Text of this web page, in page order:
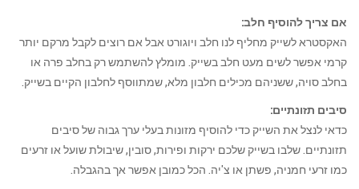
אם צריך להוסיף חלב:
האקסטרא לשייק מחליף לנו חלב ויוגורט אבל אם רוצים לקבל מרקם יותר
קרמי אפשר לשים מעט חלב בשייק. מומלץ להשתמש רק בחלב פרה או
בחלב סויה, ששניהם מכילים חלבון מלא, שמתווסף לחלבון הקיים בשייק.
סיבים תזונתיים:
כדאי לנצל את השייק כדי להוסיף מזונות בעלי ערך גבוה של סיבים
תזונתיים. שלבו בשייק שלכם ירקות ופירות, סובין, שיבולת שועל או זרעים
כמו זרעי חמניה, פשתן או צ'יה. הכל כמובן אפשר אך בהגבלה.